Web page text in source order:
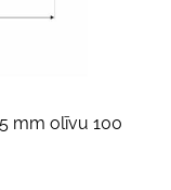
mm olīvu 100